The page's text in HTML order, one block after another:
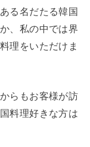
る名だたる韓国
、私の中では界
理をいただけま
らもお客様が訪
料理好きな方は